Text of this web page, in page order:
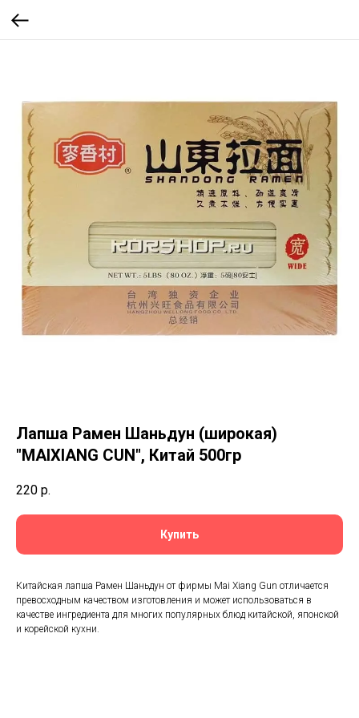
Лапша Рамен Шаньдун (широкая)
"MAIXIANG CUN", Китай 500гр
220 р.
Купить
Китайская лапша Рамен Шаньдун от фирмы Mai Xiang Gun отличается
превосходным качеством изготовления и может использоваться в
качестве ингредиента для многих популярных блюд китайской, японской
и корейской кухни.